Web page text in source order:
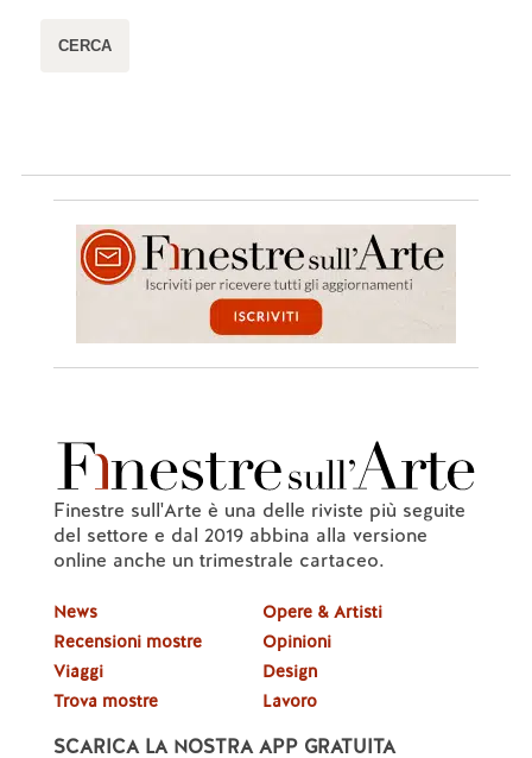
Finestre sull'Arte è una delle riviste più seguite
del settore e dal 2019 abbina alla versione
online anche un trimestrale cartaceo.
News
Recensioni mostre
Viaggi
Trova mostre
Opere & Artisti
Opinioni
Design
Lavoro
SCARICA LA NOSTRA APP GRATUITA